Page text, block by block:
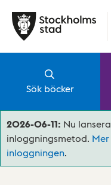
Sök böcker
2026-06-11: Nu
inloggningsmetod.
inloggningen.